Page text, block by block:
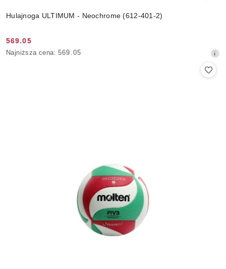
Hulajnoga ULTIMUM - Neochrome (612-401-2)
Cena
promocyjna:
569.05
Najniższa
Najniższa cena: 569.05